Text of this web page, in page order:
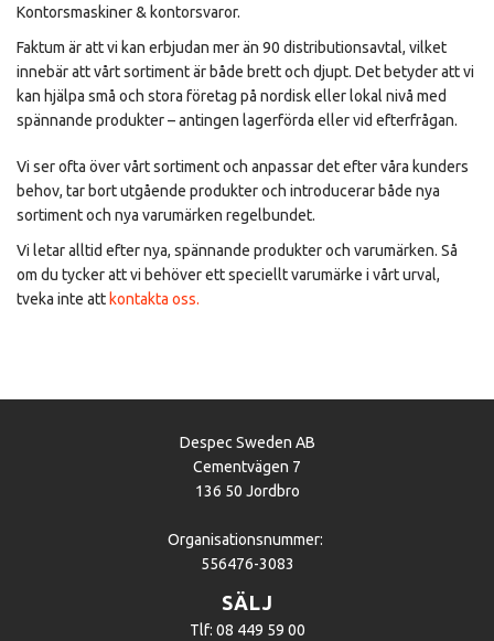
Kontorsmaskiner & kontorsvaror.
Faktum är att vi kan erbjudan mer än 90 distributionsavtal, vilket
innebär att vårt sortiment är både brett och djupt. Det betyder att vi
kan hjälpa små och stora företag på nordisk eller lokal nivå med
spännande produkter – antingen lagerförda eller vid efterfrågan.
Vi ser ofta över vårt sortiment och anpassar det efter våra kunders
behov, tar bort utgående produkter och introducerar både nya
sortiment och nya varumärken regelbundet.
Vi letar alltid efter nya, spännande produkter och varumärken. Så
om du tycker att vi behöver ett speciellt varumärke i vårt urval,
tveka inte att kontakta oss.
Despec Sweden AB
Cementvägen 7
136 50 Jordbro
Organisationsnummer:
556476-3083
SÄLJ
Tlf: 08 449 59 00